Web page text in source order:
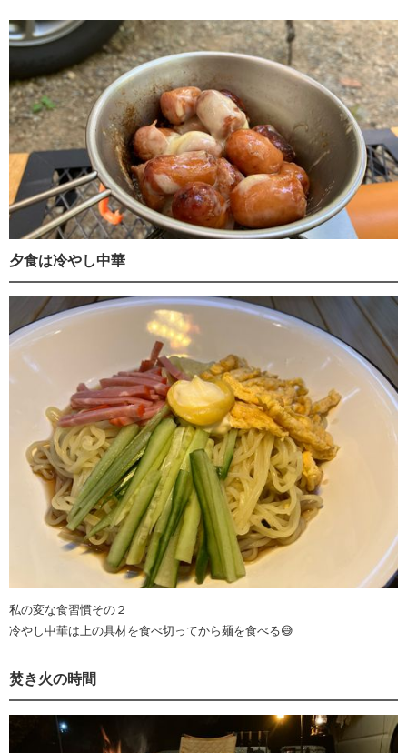
夕食は冷やし中華
私の変な食習慣その２
冷やし中華は上の具材を食べ切ってから麺を食べる😅
焚き火の時間